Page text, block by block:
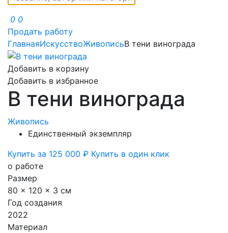
0 0
Продать работу
ГлавнаяИскусствоЖивописьВ тени винограда
Добавить в корзину
Добавить в избранное
В тени винограда
Живопись
Единственный экземпляр
Купить за 125 000 ₽ Купить в один клик
о работе
Размер
80 x 120 x 3 см
Год создания
2022
Материал